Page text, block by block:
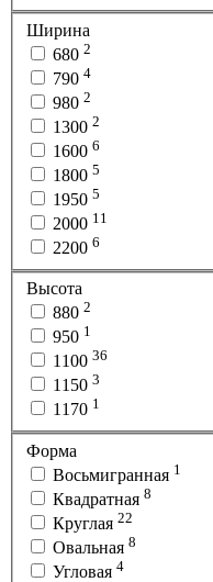
Ширина
680 2
790 4
980 2
1300 2
1600 6
1800 5
1950 5
2000 11
2200 6
Высота
880 2
950 1
1100 36
1150 3
1170 1
Форма
Восьмигранная 1
Квадратная 8
Круглая 22
Овальная 8
Угловая 4